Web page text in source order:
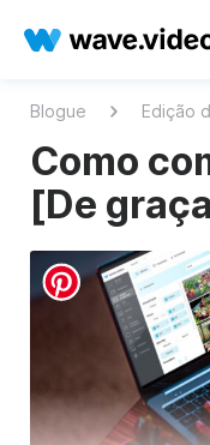
Blogue Edição
Como
[De